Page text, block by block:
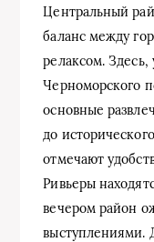
Центральный
баланс между
релаксом.
Черноморского
основные
до
отмечают
Ривьеры
вечером район
выступлениями.